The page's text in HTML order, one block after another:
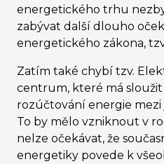
energetického trhu
zabývat další dlouho
energetického zákona,
Zatím také chybí tzv.
centrum, které má
rozúčtování energie
To by mělo vzniknout v
nelze očekávat, že
energetiky povede k